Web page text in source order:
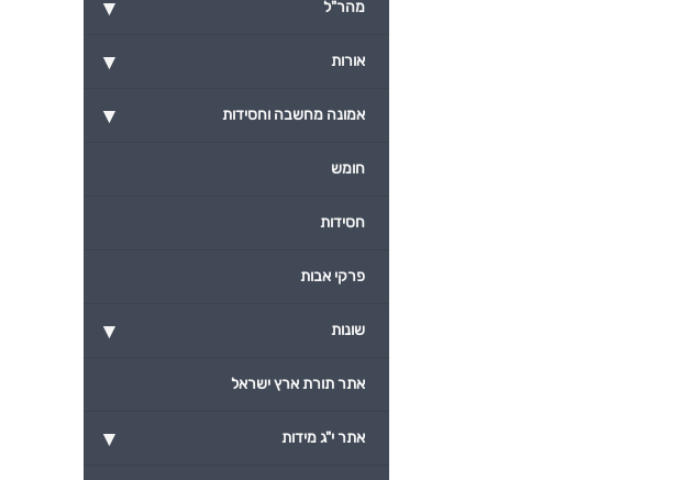
▾ מהר"ל
▾ אורות
▾ אמונה מחשבה וחסידות
חומש
חסידות
פרקי אבות
▾ שונות
אתר תורת ארץ ישראל
▾ אתר י"ג מידות